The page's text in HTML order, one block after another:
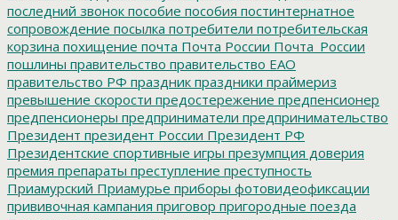
последний звонок пособие пособия постинтернатное
сопровождение посылка потребители потребительская
корзина похищение почта Почта России Почта_России
пошлины правительство правительство ЕАО
правительство РФ праздник праздники праймериз
превышение скорости предостережение предпенсионер
предпенсионеры предприниматели предпринимательство
Президент президент России Президент РФ
Президентские спортивные игры презумпция доверия
премия препараты преступление преступность
Приамурский Приамурье приборы фотовидеофиксации
прививочная кампания приговор пригородные поезда